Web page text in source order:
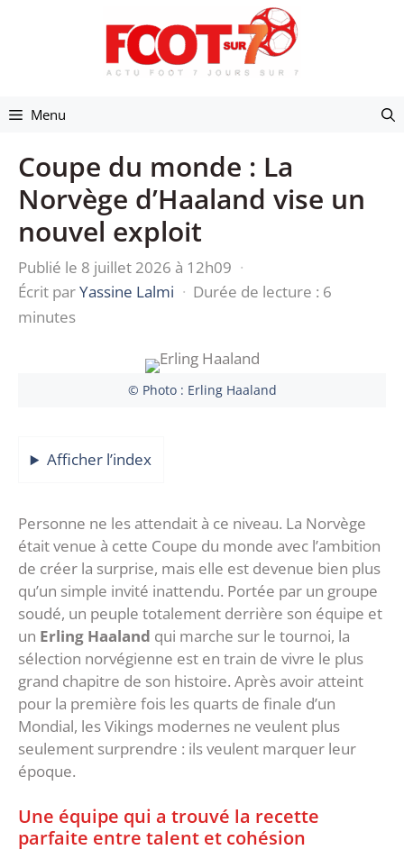
Menu
Coupe du monde : La
Norvège d’Haaland vise un
nouvel exploit
Publié le 8 juillet 2026 à 12h09 ·
Écrit parYassine Lalmi · Durée de lecture : 6
minutes
© Photo : Erling Haaland
Afficher l’index
Personne ne les attendait à ce niveau. La Norvège
était venue à cette Coupe du monde avec l’ambition
de créer la surprise, mais elle est devenue bien plus
qu’un simple invité inattendu. Portée par un groupe
soudé, un peuple totalement derrière son équipe et
un Erling Haaland qui marche sur le tournoi, la
sélection norvégienne est en train de vivre le plus
grand chapitre de son histoire. Après avoir atteint
pour la première fois les quarts de finale d’un
Mondial, les Vikings modernes ne veulent plus
seulement surprendre : ils veulent marquer leur
époque.
Une équipe qui a trouvé la recette
parfaite entre talent et cohésion